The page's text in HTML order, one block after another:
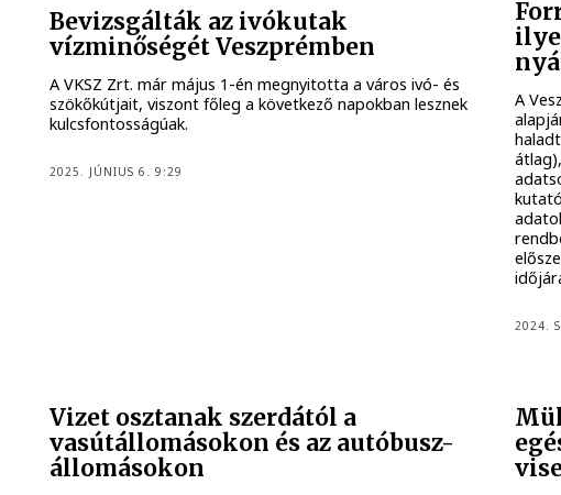
Bevizsgálták az ivókutak
vízminőségét Veszprémben
A VKSZ Zrt. már május 1-én megnyitotta a város ivó- és
szökőkútjait, viszont főleg a következő napokban lesznek
kulcsfontosságúak.
2025. JÚNIUS 6. 9:29
A
2024.
Vizet osztanak szerdától a
vasútállomásokon és az autóbusz-
állomásokon